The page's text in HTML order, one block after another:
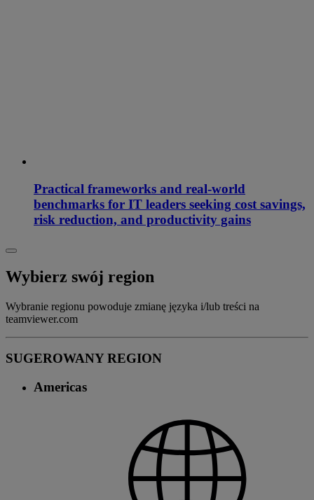
Practical frameworks and real-world
benchmarks for IT leaders seeking cost savings,
risk reduction, and productivity gains
Wybierz swój region
Wybranie regionu powoduje zmianę języka i/lub treści na
teamviewer.com
SUGEROWANY REGION
Americas